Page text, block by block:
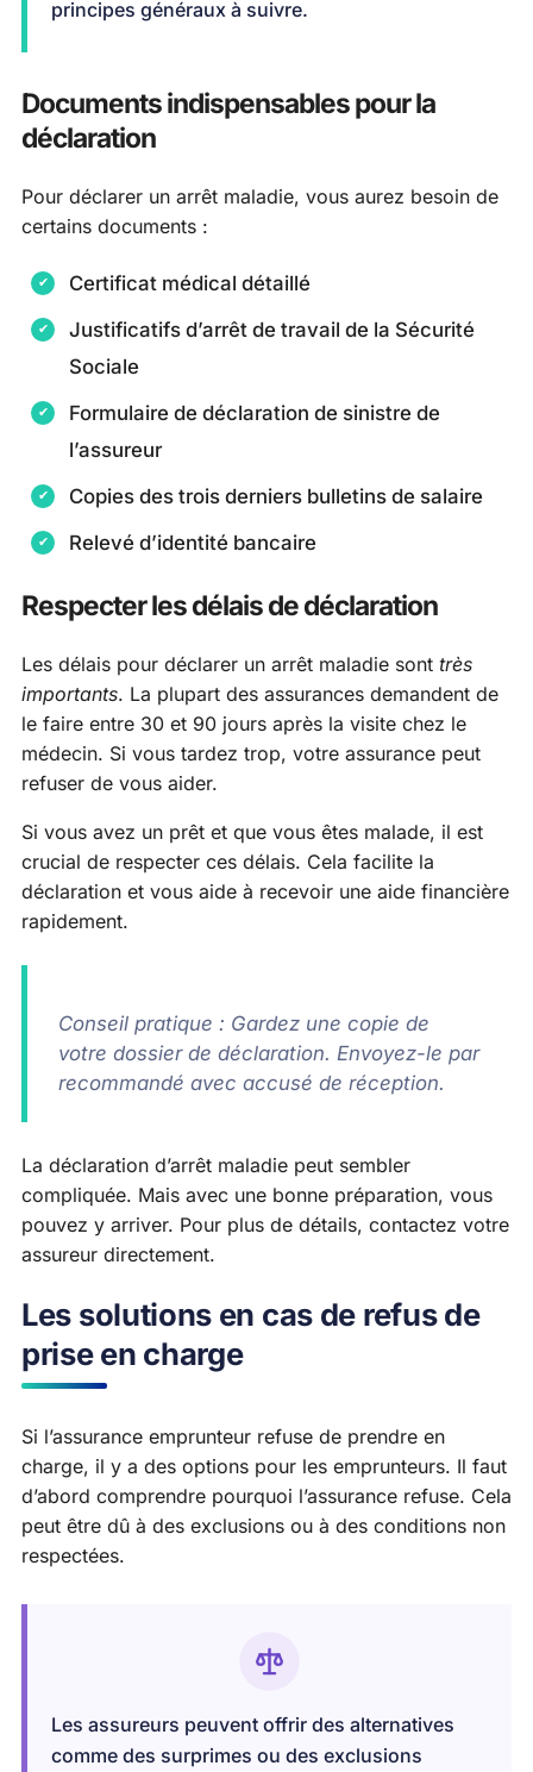
principes généraux à suivre.
Documents indispensables pour la
déclaration
Pour déclarer un arrêt maladie, vous aurez besoin de
certains documents :
Certificat médical détaillé
Justificatifs d’arrêt de travail de la Sécurité
Sociale
Formulaire de déclaration de sinistre de
l’assureur
Copies des trois derniers bulletins de salaire
Relevé d’identité bancaire
Respecter les délais de déclaration
Les délais pour déclarer un arrêt maladie sont très
importants. La plupart des assurances demandent de
le faire entre 30 et 90 jours après la visite chez le
médecin. Si vous tardez trop, votre assurance peut
refuser de vous aider.
Si vous avez un prêt et que vous êtes malade, il est
crucial de respecter ces délais. Cela facilite la
déclaration et vous aide à recevoir une aide financière
rapidement.
Conseil pratique : Gardez une copie de
votre dossier de déclaration. Envoyez-le par
recommandé avec accusé de réception.
La déclaration d’arrêt maladie peut sembler
compliquée. Mais avec une bonne préparation, vous
pouvez y arriver. Pour plus de détails, contactez votre
assureur directement.
Les solutions en cas de refus de
prise en charge
Si l’assurance emprunteur refuse de prendre en
charge, il y a des options pour les emprunteurs. Il faut
d’abord comprendre pourquoi l’assurance refuse. Cela
peut être dû à des exclusions ou à des conditions non
respectées.
Les assureurs peuvent offrir des alternatives
comme des surprimes ou des exclusions